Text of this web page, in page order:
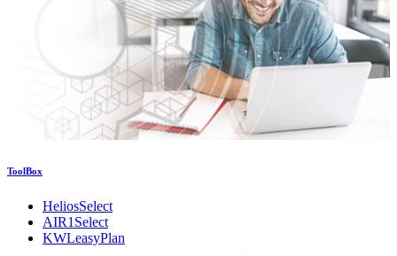
ToolBox
HeliosSelect
AIR1Select
KWLeasyPlan